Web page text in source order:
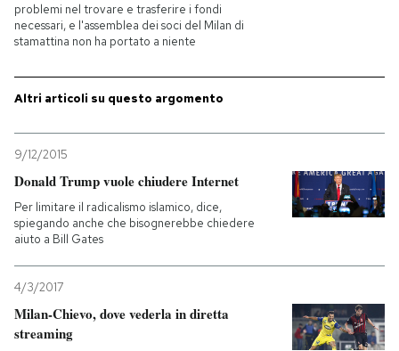
PODCAST
NEWSLETTER
I MIEI PREFERITI
SHOP
CALENDARIO
AREA PERSONALE
problemi nel trovare e trasferire i fondi
necessari, e l'assemblea dei soci del Milan di
stamattina non ha portato a niente
Altri articoli su questo argomento
9/12/2015
Donald Trump vuole chiudere Internet
Per limitare il radicalismo islamico, dice,
spiegando anche che bisognerebbe chiedere
aiuto a Bill Gates
4/3/2017
Milan-Chievo, dove vederla in diretta
streaming